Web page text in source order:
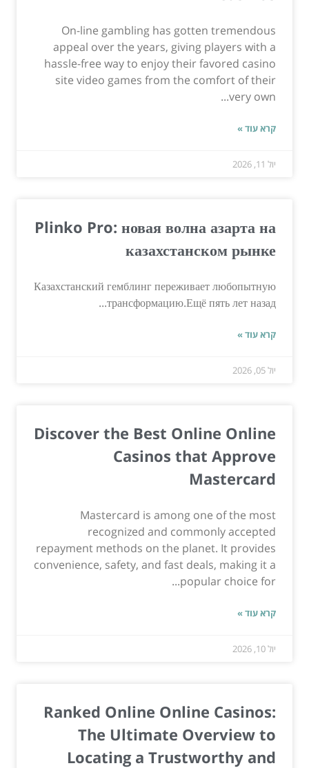
On-line gambling has gotten tremendous
appeal over the years, giving players with a
hassle-free way to enjoy their favored casino
site video games from the comfort of their
very own...
קרא עוד »
יול 11, 2026
Plinko Pro: новая волна азарта на
казахстанском рынке
Казахстанский гемблинг переживает любопытную
трансформацию.Ещё пять лет назад...
קרא עוד »
יול 05, 2026
Discover the Best Online Online
Casinos that Approve
Mastercard
Mastercard is among one of the most
recognized and commonly accepted
repayment methods on the planet. It provides
convenience, safety, and fast deals, making it a
popular choice for...
קרא עוד »
יול 10, 2026
Ranked Online Online Casinos:
The Ultimate Overview to
Locating a Trustworthy and